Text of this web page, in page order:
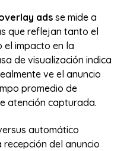
ads se mide a
que reflejan tanto el
el impacto en la
de visualización indica
ve el anuncio
promedio de
atención capturada.
automático
del anuncio